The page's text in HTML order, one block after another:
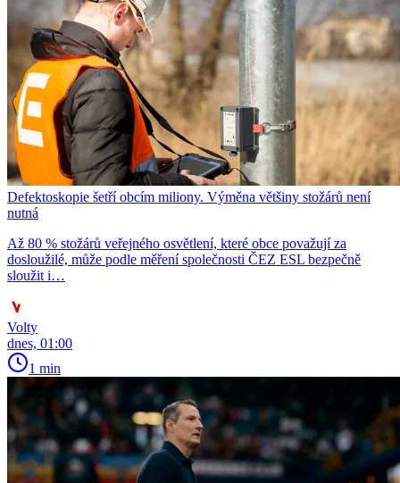
Defektoskopie šetří obcím miliony. Výměna většiny stožárů není
nutná
Až 80 % stožárů veřejného osvětlení, které obce považují za
dosloužilé, může podle měření společnosti ČEZ ESL bezpečně
sloužit i…
Volty
dnes, 01:00
1 min